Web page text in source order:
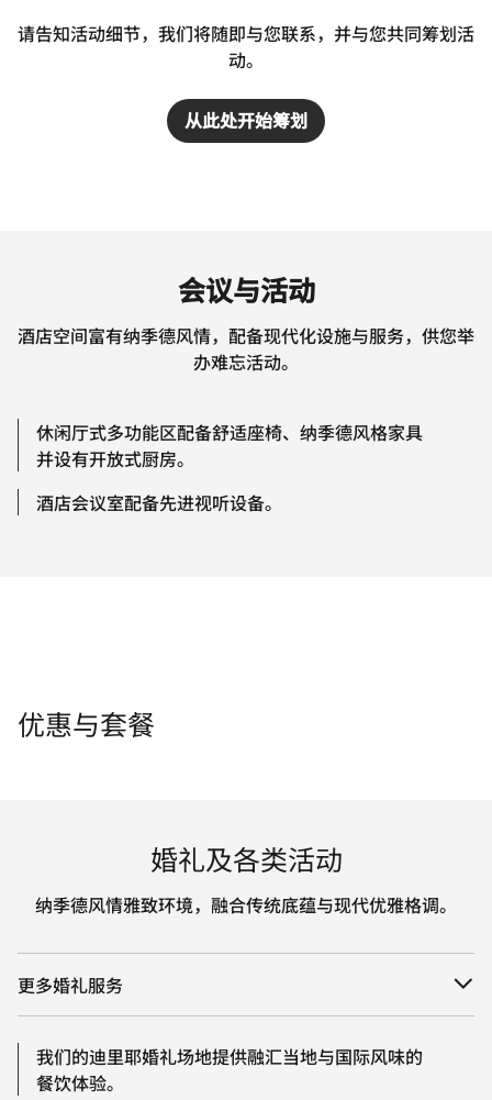
请告知活动细节，我们将随即与您联系，并与您共同筹划活
动。
从此处开始筹划
会议与活动
酒店空间富有纳季德风情，配备现代化设施与服务，供您举
办难忘活动。
休闲厅式多功能区配备舒适座椅、纳季德风格家具
并设有开放式厨房。
酒店会议室配备先进视听设备。
优惠与套餐
婚礼及各类活动
纳季德风情雅致环境，融合传统底蕴与现代优雅格调。
更多婚礼服务
我们的迪里耶婚礼场地提供融汇当地与国际风味的
餐饮体验。